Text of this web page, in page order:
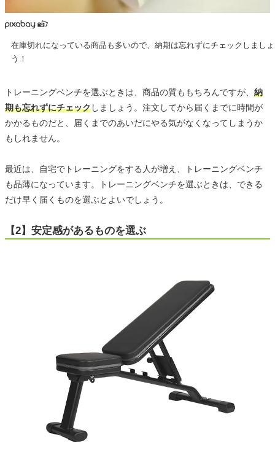
在庫切れになっている商品も多いので、納期は忘れずにチェックしましょ
う！
トレーニングベンチを選ぶときは、商品の質ももちろんですが、 納
期も忘れずにチェックしましょう。注文してから届くまでに時間が
かかるものだと、届くまでのあいだにやる気がなくなってしまうか
もしれません。
最近は、自宅でトレーニングをする人が増え、トレーニングベンチ
も品薄になっています。トレーニングベンチを選ぶときは、できる
だけ早く届くものを選ぶとよいでしょう。
【2】安定感があるものを選ぶ